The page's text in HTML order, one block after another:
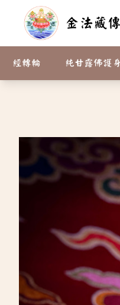
金法藏
彩繪.貼金.純銅.合金
寶瓶
小佛龕嘎屋
純甘露佛護身嘎屋
請供香塔
經轉輪 純甘露佛護